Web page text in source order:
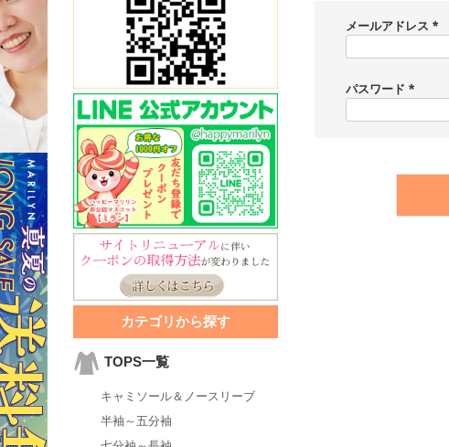
カテゴリから探す
TOPS一覧
キャミソール＆ノースリーブ
半袖～五分袖
メールアドレス
必
)
パスワード
必